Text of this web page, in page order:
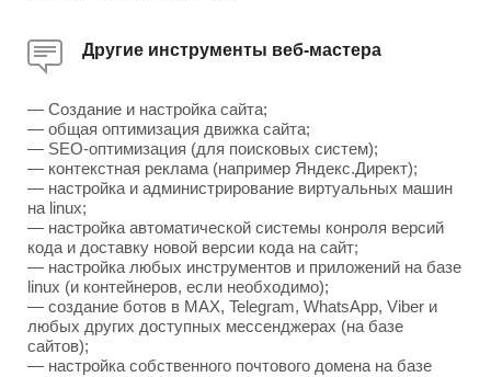
Другие инструменты веб-мастера
— Создание и настройка сайта;
— общая оптимизация движка сайта;
— SEO-оптимизация (для поисковых систем);
— контекстная реклама (например Яндекс.Директ);
— настройка и администрирование виртуальных машин
на linux;
— настройка автоматической системы конроля версий
кода и доставку новой версии кода на сайт;
— настройка любых инструментов и приложений на базе
linux (и контейнеров, если необходимо);
— создание ботов в MAX, Telegram, WhatsApp, Viber и
любых других доступных мессенджерах (на базе
сайтов);
— настройка собственного почтового домена на базе